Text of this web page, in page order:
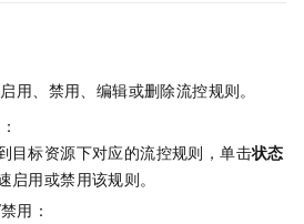
用、禁用、编辑或删除流控规则。
目标资源下对应的流控规则，单击状态
用或禁用该规则。
用：